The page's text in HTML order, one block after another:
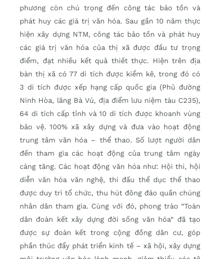
phương còn chú trọng đến công tác bảo tồn và
phát huy các giá trị văn hóa. Sau gần 10 năm thực
hiện xây dựng NTM, công tác bảo tồn và phát huy
các giá trị văn hóa của thị xã được đầu tư trọng
điểm, đạt nhiều kết quả thiết thực. Hiện trên địa
bàn thị xã có 77 di tích được kiểm kê, trong đó có
3 di tích được xếp hạng cấp quốc gia (Phủ đường
Ninh Hòa, lăng Bà Vú, địa điểm lưu niệm tàu C235),
64 di tích cấp tỉnh và 10 di tích được khoanh vùng
bảo vệ. 100% xã xây dựng và đưa vào hoạt động
trung tâm văn hóa – thể thao. Số lượt người dân
đến tham gia các hoạt động của trung tâm ngày
càng tăng. Các hoạt động văn hóa như: Hội thi, hội
diễn văn hóa văn nghệ, thi đấu thể dục thể thao
được duy trì tổ chức, thu hút đông đảo quần chúng
nhân dân tham gia. Cùng với đó, phong trào “Toàn
dân đoàn kết xây dựng đời sống văn hóa” đã tạo
được sự đoàn kết trong cộng đồng dân cư, góp
phần thúc đẩy phát triển kinh tế – xã hội, xây dựng